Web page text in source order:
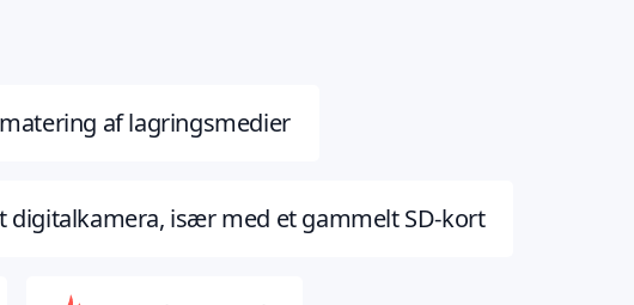
af lagringsmedier
digitalkamera, især med et gammelt SD-kort